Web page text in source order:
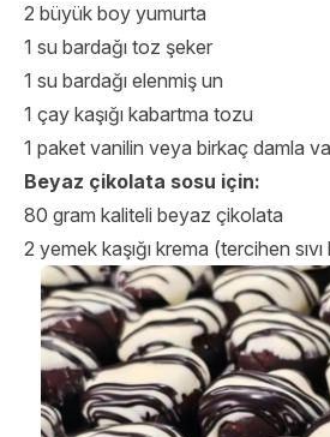
2 büyük boy yumurta
1 su bardağı toz şeker
1 su bardağı elenmiş un
1 çay kaşığı kabartma tozu
1 paket vanilin veya birkaç damla
Beyaz çikolata sosu için:
80 gram kaliteli beyaz çikolata
2 yemek kaşığı krema (tercihen sıvı